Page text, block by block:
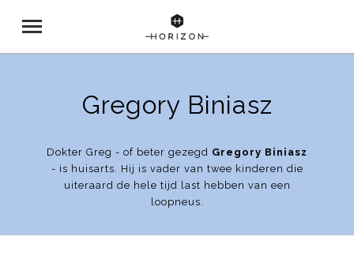
Gregory Biniasz
Dokter Greg - of beter gezegd Gregory Biniasz
- is huisarts. Hij is vader van twee kinderen die
uiteraard de hele tijd last hebben van een
loopneus.